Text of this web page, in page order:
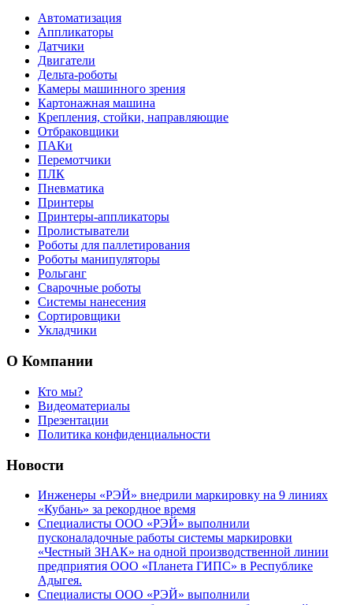
Автоматизация
Аппликаторы
Датчики
Двигатели
Дельта-роботы
Камеры машинного зрения
Картонажная машина
Крепления, стойки, направляющие
Отбраковщики
ПАКи
Перемотчики
ПЛК
Пневматика
Принтеры
Принтеры-аппликаторы
Пролистыватели
Роботы для паллетирования
Роботы манипуляторы
Рольганг
Сварочные роботы
Системы нанесения
Сортировщики
Укладчики
О Компании
Кто мы?
Видеоматериалы
Презентации
Политика конфиденциальности
Новости
Инженеры «РЭЙ» внедрили маркировку на 9 линиях
«Кубань» за рекордное время
Специалисты ООО «РЭЙ» выполнили
пусконаладочные работы системы маркировки
«Честный ЗНАК» на одной производственной линии
предприятия ООО «Планета ГИПС» в Республике
Адыгея.
Специалисты ООО «РЭЙ» выполнили